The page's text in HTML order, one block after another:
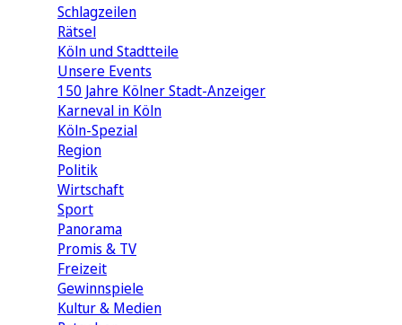
Schlagzeilen
Rätsel
Köln und Stadtteile
Unsere Events
150 Jahre Kölner Stadt-Anzeiger
Karneval in Köln
Köln-Spezial
Region
Politik
Wirtschaft
Sport
Panorama
Promis & TV
Freizeit
Gewinnspiele
Kultur & Medien